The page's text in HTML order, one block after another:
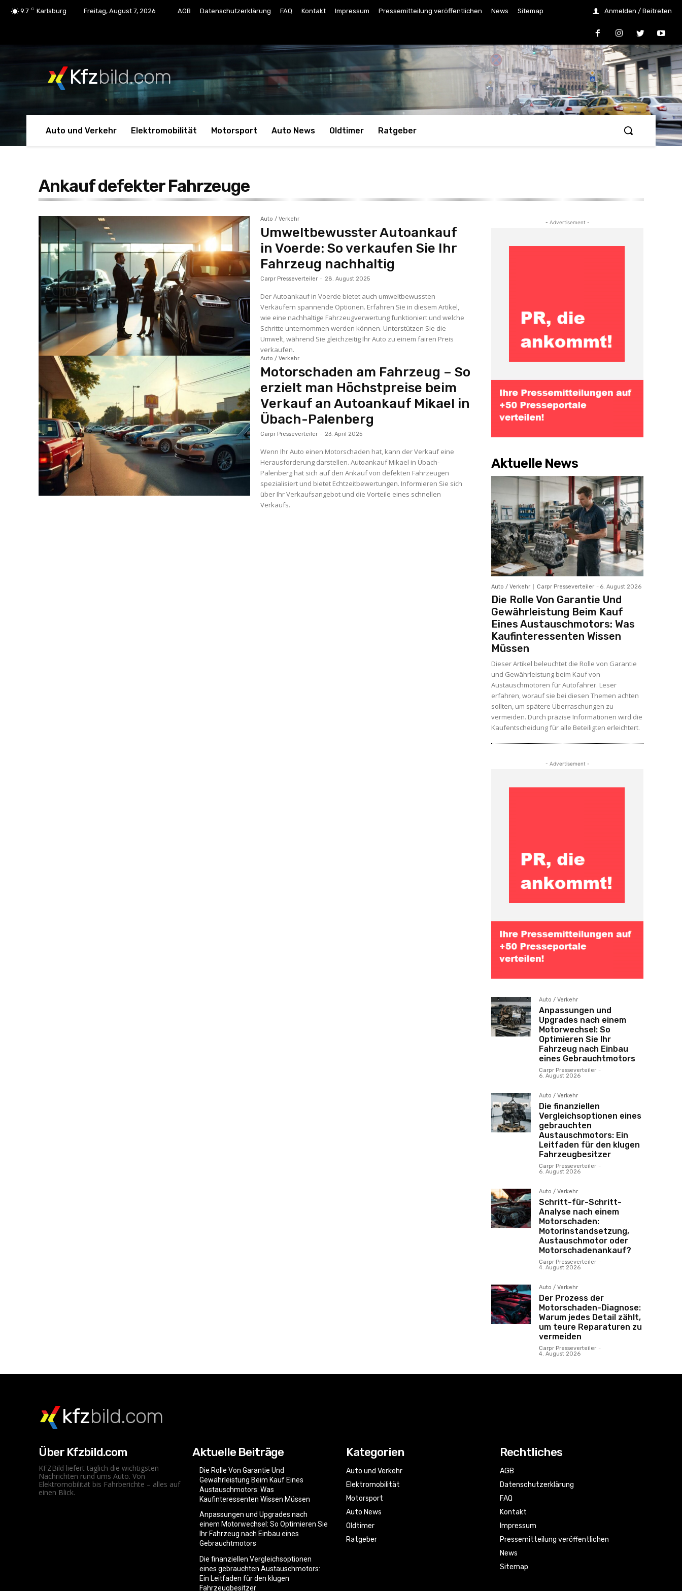
9.7 C Karlsburg Freitag, August 7, 2026 AGB Datenschutzerklärung FAQ Kontakt Impressum Pressemitteilung veröffentlichen News Sitemap Anmelden / Beitreten
Kfzbild.com
Auto und Verkehr Elektromobilität Motorsport Auto News Oldtimer Ratgeber
Ankauf defekter Fahrzeuge
Auto / Verkehr
Umweltbewusster Autoankauf
in Voerde: So verkaufen Sie Ihr
Fahrzeug nachhaltig
Carpr Presseverteiler - 28. August 2025
Der Autoankauf in Voerde bietet auch umweltbewussten
Verkäufern spannende Optionen. Erfahren Sie in diesem Artikel,
wie eine nachhaltige Fahrzeugverwertung funktioniert und welche
Schritte unternommen werden können. Unterstützen Sie die
Umwelt, während Sie gleichzeitig Ihr Auto zu einem fairen Preis
verkaufen.
Auto / Verkehr
Motorschaden am Fahrzeug – So
erzielt man Höchstpreise beim
Verkauf an Autoankauf Mikael in
Übach-Palenberg
Carpr Presseverteiler - 23. April 2025
Wenn Ihr Auto einen Motorschaden hat, kann der Verkauf eine
Herausforderung darstellen. Autoankauf Mikael in Übach-
Palenberg hat sich auf den Ankauf von defekten Fahrzeugen
spezialisiert und bietet Echtzeitbewertungen. Informieren Sie sich
über Ihr Verkaufsangebot und die Vorteile eines schnellen
Verkaufs.
- Advertisement -
Aktuelle News
Auto / Verkehr Carpr Presseverteiler - 6. August 2026
Die Rolle Von Garantie Und
Gewährleistung Beim Kauf
Eines Austauschmotors: Was
Kaufinteressenten Wissen
Müssen
Dieser Artikel beleuchtet die Rolle von Garantie
und Gewährleistung beim Kauf von
Austauschmotoren für Autofahrer. Leser
erfahren, worauf sie bei diesen Themen achten
sollten, um spätere Überraschungen zu
vermeiden. Durch präzise Informationen wird die
Kaufentscheidung für alle Beteiligten erleichtert.
- Advertisement -
Auto / Verkehr
Anpassungen und
Upgrades nach einem
Motorwechsel: So
Optimieren Sie Ihr
Fahrzeug nach Einbau
eines Gebrauchtmotors
Carpr Presseverteiler -
6. August 2026
Auto / Verkehr
Die finanziellen
Vergleichsoptionen eines
gebrauchten
Austauschmotors: Ein
Leitfaden für den klugen
Fahrzeugbesitzer
Carpr Presseverteiler -
6. August 2026
Auto / Verkehr
Schritt-für-Schritt-
Analyse nach einem
Motorschaden:
Motorinstandsetzung,
Austauschmotor oder
Motorschadenankauf?
Carpr Presseverteiler -
4. August 2026
Auto / Verkehr
Der Prozess der
Motorschaden-Diagnose:
Warum jedes Detail zählt,
um teure Reparaturen zu
vermeiden
Carpr Presseverteiler -
4. August 2026
kfzbild.com
Über Kfzbild.com
KFZBild liefert täglich die wichtigsten
Nachrichten rund ums Auto. Von
Elektromobilität bis Fahrberichte – alles auf
einen Blick.
Aktuelle Beiträge
Die Rolle Von Garantie Und
Gewährleistung Beim Kauf Eines
Austauschmotors: Was
Kaufinteressenten Wissen Müssen
Anpassungen und Upgrades nach
einem Motorwechsel: So Optimieren Sie
Ihr Fahrzeug nach Einbau eines
Gebrauchtmotors
Die finanziellen Vergleichsoptionen
eines gebrauchten Austauschmotors:
Ein Leitfaden für den klugen
Fahrzeugbesitzer
Kategorien
Auto und Verkehr
Elektromobilität
Motorsport
Auto News
Oldtimer
Ratgeber
Rechtliches
AGB
Datenschutzerklärung
FAQ
Kontakt
Impressum
Pressemitteilung veröffentlichen
News
Sitemap